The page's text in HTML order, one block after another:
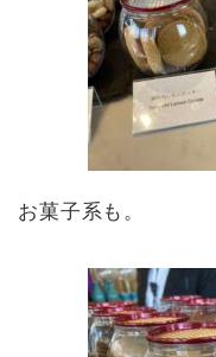
お菓子系も。